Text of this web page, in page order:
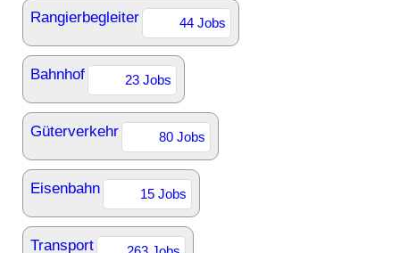
Rangierbegleiter 44 Jobs
Bahnhof 23 Jobs
Güterverkehr 80 Jobs
Eisenbahn 15 Jobs
Transport